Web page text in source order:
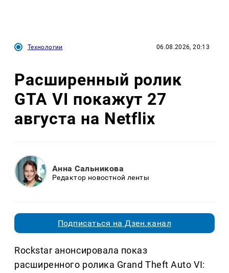
Технологии 06.08.2026, 20:13
Расширенный ролик
GTA VI покажут 27
августа на Netflix
Анна Сальникова
Редактор новостной ленты
Подписаться на Дзен.канал
Rockstar анонсировала показ
расширенного ролика Grand Theft Auto VI: